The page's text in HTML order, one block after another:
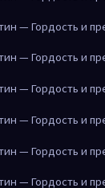
— Гордость и
— Гордость и
— Гордость и
— Гордость и
— Гордость и
— Гордость и